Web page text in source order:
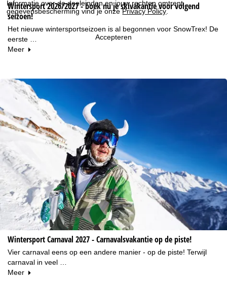
Informatie over de doeleinden en jouw rechten omtrent
gegevensbescherming vind je onzePrivacy Policy.
Accepteren
Wintersport 2026/2027 - boek nu je skivakantie voor volgend
seizoen!
Het nieuwe wintersportseizoen is al begonnen voor SnowTrex! De
eerste …
Meer
Wintersport Carnaval 2027 - Carnavalsvakantie op de piste!
Vier carnaval eens op een andere manier - op de piste! Terwijl
carnaval in veel …
Meer